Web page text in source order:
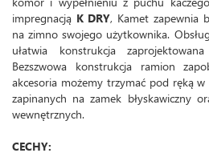
impregnacją K DRY, Kamet zapewnia
na zimno swojego użytkownika.
ułatwia konstrukcja
Bezszwowa konstrukcja ramion
akcesoria możemy trzymać pod ręką
zapinanych na zamek błyskawiczny
wewnętrznych.
CECHY: